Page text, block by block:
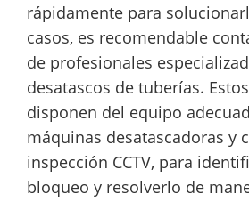
rápidamente para
casos, es recomendable
de profesionales
desatascos de tuberías.
disponen del equipo
máquinas desatascadoras y
inspección CCTV, para
bloqueo y resolverlo de